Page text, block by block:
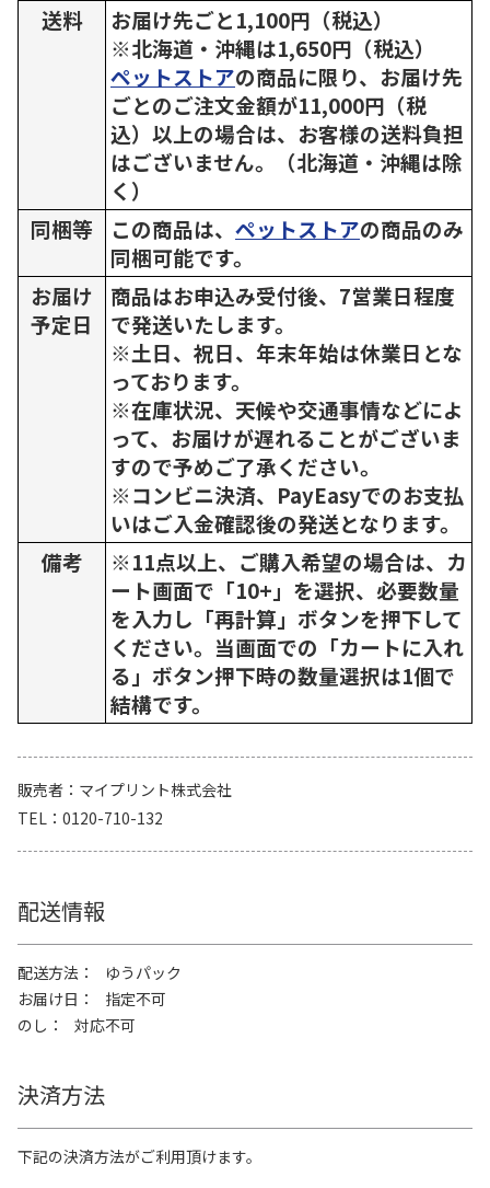
送料
お届け先ごと1,100円（税込）
※北海道・沖縄は1,650円（税込）
ペットストアの商品に限り、お届け先
ごとのご注文金額が11,000円（税
込）以上の場合は、お客様の送料負担
はございません。（北海道・沖縄は除
く）
同梱等
この商品は、 ペットストアの商品のみ
同梱可能です。
お届け
予定日
商品はお申込み受付後、7営業日程度
で発送いたします。
※土日、祝日、年末年始は休業日とな
っております。
※在庫状況、天候や交通事情などによ
って、お届けが遅れることがございま
すので予めご了承ください。
※コンビニ決済、PayEasyでのお支払
いはご入金確認後の発送となります。
備考
※11点以上、ご購入希望の場合は、カ
ート画面で「10+」を選択、必要数量
を入力し「再計算」ボタンを押下して
ください。当画面での「カートに入れ
る」ボタン押下時の数量選択は1個で
結構です。
販売者
マイプリント株式会社
TEL
0120-710-132
配送情報
配送方法
ゆうパック
お届け日
指定不可
のし
対応不可
決済方法
下記の決済方法がご利用頂けます。